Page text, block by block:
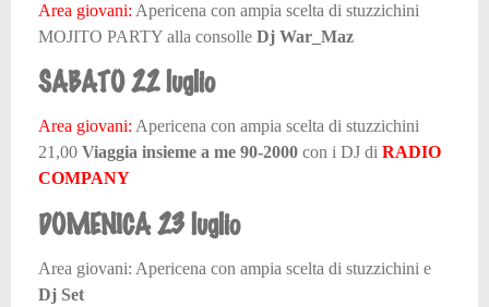
Area giovani: Apericena con ampia scelta di stuzzichini
MOJITO PARTY alla consolle Dj War_Maz
SABATO 22 luglio
Area giovani: Apericena con ampia scelta di stuzzichini
21,00 Viaggia insieme a me 90-2000 con i DJ di RADIO
COMPANY
DOMENICA 23 luglio
Area giovani: Apericena con ampia scelta di stuzzichini e
Dj Set